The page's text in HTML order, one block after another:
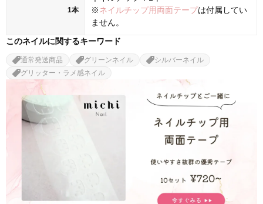
1本
※ネイルチップ用両面テープは付属してい
ません。
このネイルに関するキーワード
通常発送商品 グリーンネイル
シルバーネイル
グリッター・ラメ感ネイル